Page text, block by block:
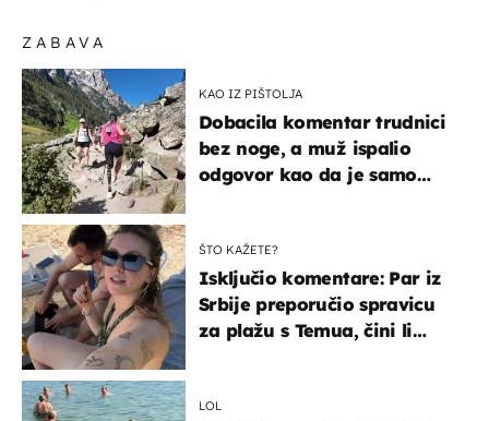
ZABAVA
KAO IZ PIŠTOLJA
Dobacila komentar trudnici
bez noge, a muž ispalio
odgovor kao da je samo
ŠTO KAŽETE?
Isključio komentare: Par iz
Srbije preporučio spravicu
za plažu s Temua, čini li
LOL